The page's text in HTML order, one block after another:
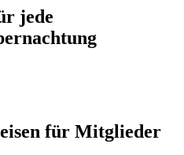
jede
für Mitglieder